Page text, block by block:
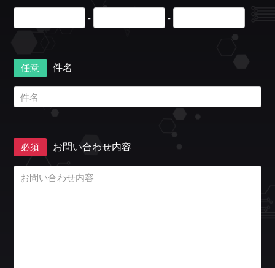
- -
任意 件名
必須 お問い合わせ内容